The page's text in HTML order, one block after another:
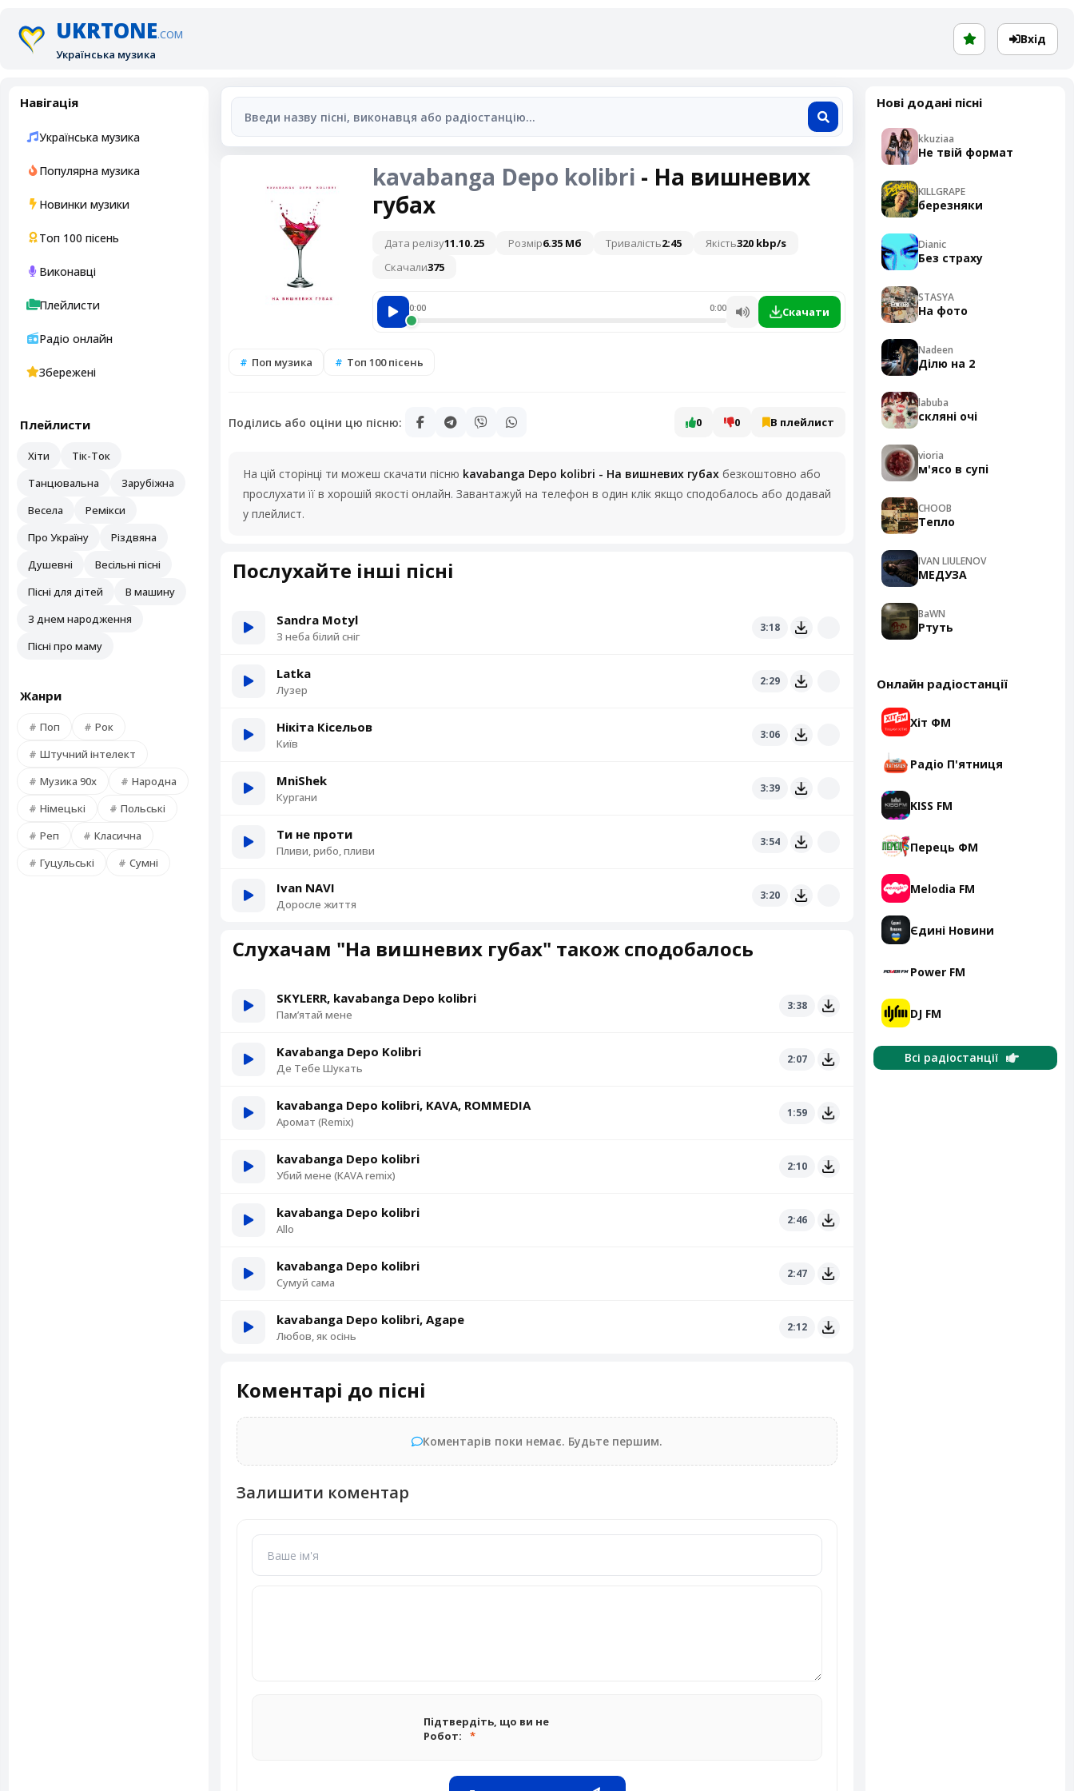
UKRTONE.COM
Українська музика
Вхід
Навігація
Українська музика
Популярна музика
Новинки музики
Топ 100 пісень
Виконавці
Плейлисти
Радіо онлайн
Збережені
Плейлисти
Хіти
Тік-Ток
Танцювальна
Зарубіжна
Весела
Ремікси
Про Україну
Різдвяна
Душевні
Весільні пісні
Пісні для дітей
В машину
З днем народження
Пісні про маму
Жанри
Поп
Рок
Штучний інтелект
Музика 90х
Народна
Німецькі
Польські
Реп
Класична
Гуцульські
Сумні
kavabanga Depo kolibri - На вишневих
губах
Дата релізу11.10.25 Розмір6.35 Мб Тривалість2:45 Якість320 kbp/s
Скачали375
0:00 0:00 Скачати
Поп музика Топ 100 пісень
Поділись або оціни цю пісню: 0 0 В плейлист
На цій сторінці ти можеш скачати пісню kavabanga Depo kolibri - На вишневих губах безкоштовно або
прослухати її в хорошій якості онлайн. Завантажуй на телефон в один клік якщо сподобалось або додавай
у плейлист.
Послухайте інші пісні
Sandra Motyl
З неба білий сніг
3:18
Latka
Лузер
2:29
Нікіта Кісельов
Київ
3:06
MniShek
Кургани
3:39
Ти не проти
Пливи, рибо, пливи
3:54
Ivan NAVI
Доросле життя
3:20
Слухачам "На вишневих губах" також сподобалось
SKYLERR, kavabanga Depo kolibri
Памʼятай мене
3:38
Kavabanga Depo Kolibri
Де Тебе Шукать
2:07
kavabanga Depo kolibri, KAVA, ROMMEDIA
Аромат (Remix)
1:59
kavabanga Depo kolibri
Убий мене (KAVA remix)
2:10
kavabanga Depo kolibri
Allo
2:46
kavabanga Depo kolibri
Сумуй сама
2:47
kavabanga Depo kolibri, Agape
Любов, як осінь
2:12
Коментарі до пісні
Коментарів поки немає. Будьте першим.
Залишити коментар
Підтвердіть, що ви не
Робот:
Нові додані пісні
kkuziaa
Не твій формат
KILLGRAPE
березняки
Dianic
Без страху
STASYA
На фото
Nadeen
Ділю на 2
labuba
скляні очі
vioria
м'ясо в супі
CHOOB
Тепло
IVAN LIULENOV
МЕДУЗА
BaWN
Ртуть
Онлайн радіостанції
Хіт ФМ
Радіо П'ятниця
KISS FM
Перець ФМ
Melodia FM
Єдині Новини
Power FM
DJ FM
Всі радіостанції